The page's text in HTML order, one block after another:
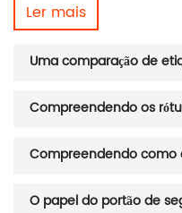
Ler mais
Uma comparação de
Compreendendo os
Compreendendo como
O papel do portão de